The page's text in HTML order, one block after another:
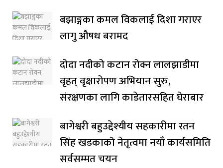
बझाङ्गका कमल विकलाई दिशा गराएर
लागु औषध बरामद
दोदा नदीको कटान रोक्न लालझाडीमा
वृहत् वृक्षारोपण अभियान सुरु,
संरक्षणका लागि काडेतारसहित घेराबार
बागेश्वरी बहुउद्देश्यीय सहकारीमा रतन
सिंह खडकाको नेतृत्वमा नयाँ कार्यसमिति
सर्वसम्मत चयन